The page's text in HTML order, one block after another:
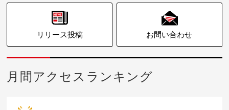
リリース投稿 お問い合わせ
月間アクセスランキング